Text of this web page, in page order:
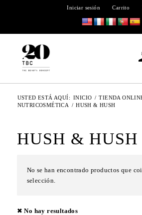
Iniciar sesión Carrito
USTED ESTÁ AQUÍ: INICIO / TIENDA
NUTRICOSMÉTICA
/ HUSH & HUSH
HUSH & HUSH
No se han encontrado productos que
selección.
✖ No hay resultados